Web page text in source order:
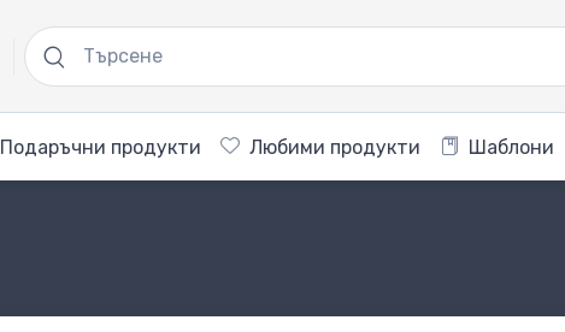
Подаръчни продукти Любими продукти Шаблони